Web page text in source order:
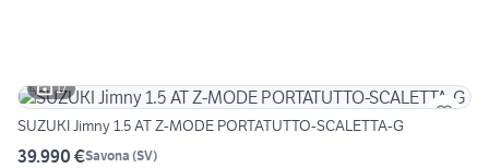
17
SUZUKI Jimny 1.5 AT Z-MODE PORTATUTTO-SCALETTA-G
39.990 €Savona (SV)